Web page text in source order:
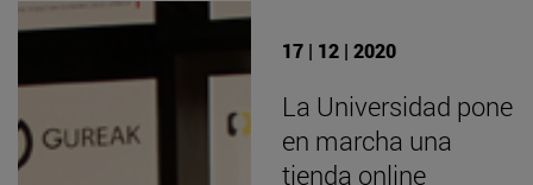
17 | 12 | 2020
La Universidad pone
en marcha una
tienda online